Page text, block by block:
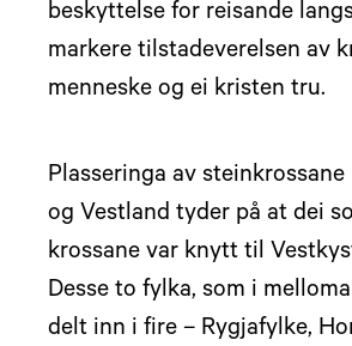
beskyttelse for reisande
markere tilstadeverelsen av
menneske og ei kristen tru.
Plasseringa av steinkrossane
og Vestland tyder på at dei
krossane var knytt til
Desse to fylka, som i
delt inn i fire – Rygjafylke,